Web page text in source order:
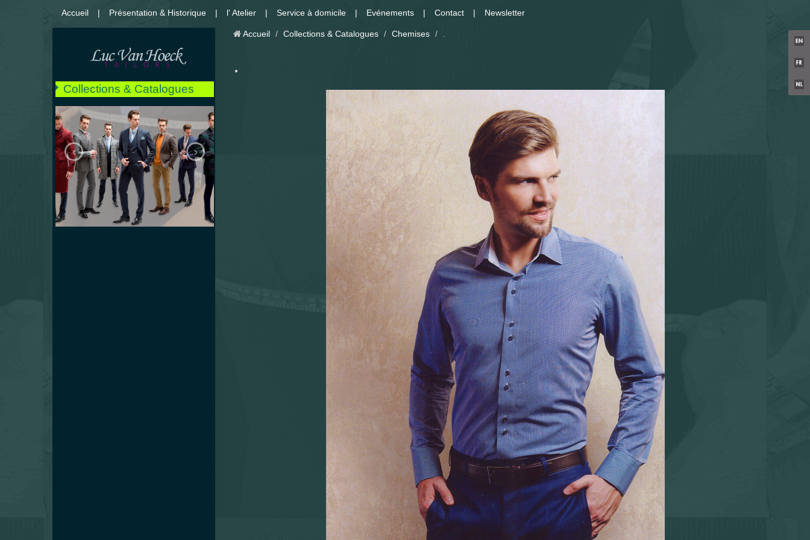
Accueil Présentation & Historique l' Atelier Service à domicile Evénements Contact Newsletter
Collections & Catalogues
** NOUVEAUX **
Costumes
Vestons
Manteaux
Cabans
Impers
Pantalons & Jeans
Chemises
‹ ›
Accueil / Collections & Catalogues / Chemises /
.